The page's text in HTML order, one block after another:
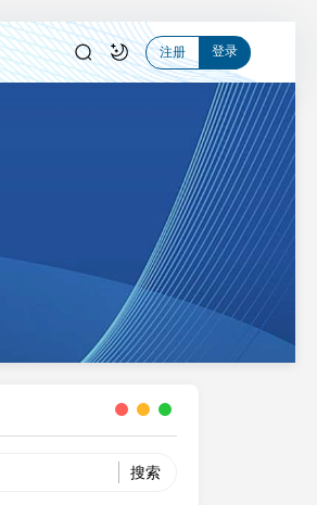
注册 登录